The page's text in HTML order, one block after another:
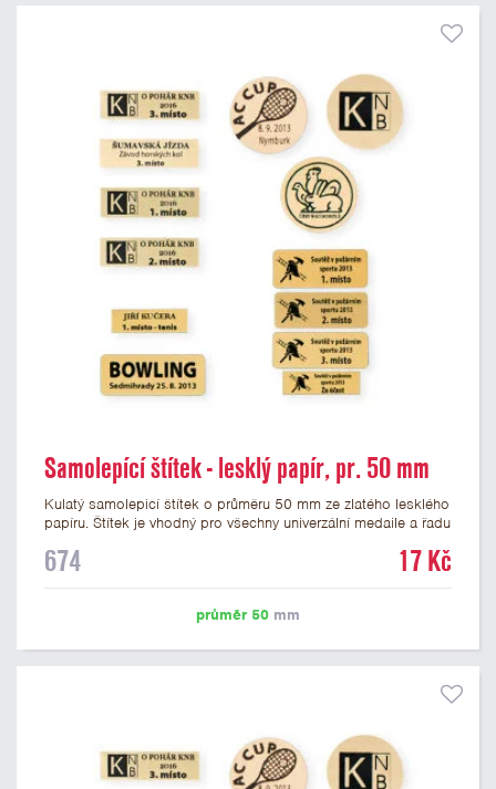
Samolepící štítek - lesklý papír, pr. 50 mm
Kulatý samolepicí štítek o průměru 50 mm ze zlatého lesklého
papíru. Štítek je vhodný pro všechny univerzální medaile a řadu
mm. Na štítek je možné vytisknout logo nebo text dle vašeho
674 17 Kč
průměr 50 mm